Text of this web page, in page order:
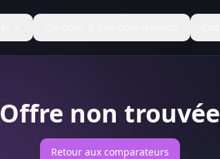
Offre non trouvée
Retour aux comparateurs